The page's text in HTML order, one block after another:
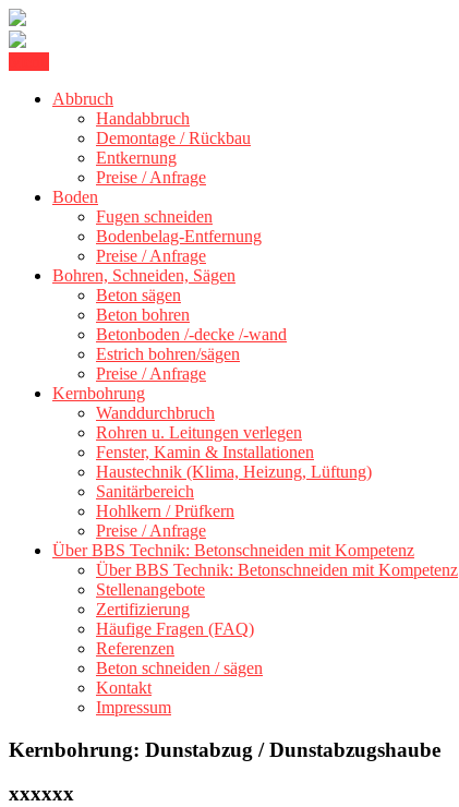
content
BBS Technik GmbH
Abbruch
Handabbruch
Demontage / Rückbau
Entkernung
Preise / Anfrage
Boden
Fugen schneiden
Bodenbelag-Entfernung
Preise / Anfrage
Bohren, Schneiden, Sägen
Beton sägen
Beton bohren
Betonboden /-decke /-wand
Estrich bohren/sägen
Preise / Anfrage
Kernbohrung
Wanddurchbruch
Rohren u. Leitungen verlegen
Fenster, Kamin & Installationen
Haustechnik (Klima, Heizung, Lüftung)
Sanitärbereich
Hohlkern / Prüfkern
Preise / Anfrage
Über BBS Technik: Betonschneiden mit Kompetenz
Über BBS Technik: Betonschneiden mit Kompetenz
Stellenangebote
Zertifizierung
Häufige Fragen (FAQ)
Referenzen
Beton schneiden / sägen
Kontakt
Impressum
Kernbohrung: Dunstabzug / Dunstabzugshaube
xxxxxx